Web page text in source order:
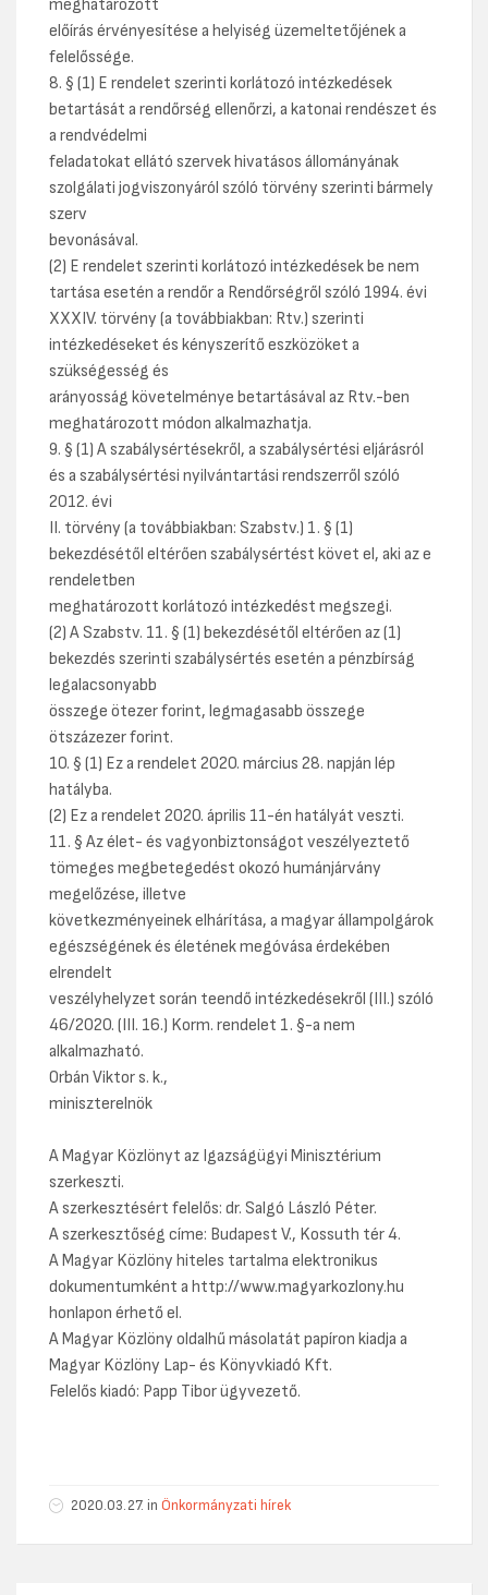
meghatározott
előírás érvényesítése a helyiség üzemeltetőjének a
felelőssége.
8. § (1) E rendelet szerinti korlátozó intézkedések
betartását a rendőrség ellenőrzi, a katonai rendészet és
a rendvédelmi
feladatokat ellátó szervek hivatásos állományának
szolgálati jogviszonyáról szóló törvény szerinti bármely
szerv
bevonásával.
(2) E rendelet szerinti korlátozó intézkedések be nem
tartása esetén a rendőr a Rendőrségről szóló 1994. évi
XXXIV. törvény (a továbbiakban: Rtv.) szerinti
intézkedéseket és kényszerítő eszközöket a
szükségesség és
arányosság követelménye betartásával az Rtv.-ben
meghatározott módon alkalmazhatja.
9. § (1) A szabálysértésekről, a szabálysértési eljárásról
és a szabálysértési nyilvántartási rendszerről szóló
2012. évi
II. törvény (a továbbiakban: Szabstv.) 1. § (1)
bekezdésétől eltérően szabálysértést követ el, aki az e
rendeletben
meghatározott korlátozó intézkedést megszegi.
(2) A Szabstv. 11. § (1) bekezdésétől eltérően az (1)
bekezdés szerinti szabálysértés esetén a pénzbírság
legalacsonyabb
összege ötezer forint, legmagasabb összege
ötszázezer forint.
10. § (1) Ez a rendelet 2020. március 28. napján lép
hatályba.
(2) Ez a rendelet 2020. április 11-én hatályát veszti.
11. § Az élet- és vagyonbiztonságot veszélyeztető
tömeges megbetegedést okozó humánjárvány
megelőzése, illetve
következményeinek elhárítása, a magyar állampolgárok
egészségének és életének megóvása érdekében
elrendelt
veszélyhelyzet során teendő intézkedésekről (III.) szóló
46/2020. (III. 16.) Korm. rendelet 1. §-a nem
alkalmazható.
Orbán Viktor s. k.,
miniszterelnök
A Magyar Közlönyt az Igazságügyi Minisztérium
szerkeszti.
A szerkesztésért felelős: dr. Salgó László Péter.
A szerkesztőség címe: Budapest V., Kossuth tér 4.
A Magyar Közlöny hiteles tartalma elektronikus
dokumentumként a http://www.magyarkozlony.hu
honlapon érhető el.
A Magyar Közlöny oldalhű másolatát papíron kiadja a
Magyar Közlöny Lap- és Könyvkiadó Kft.
Felelős kiadó: Papp Tibor ügyvezető.
2020.03.27. in Önkormányzati hírek